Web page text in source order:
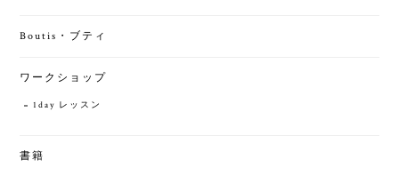
Boutis・ブティ
ワークショップ
1day レッスン
書籍